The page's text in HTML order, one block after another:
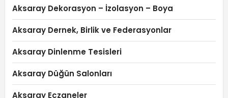
Aksaray Dekorasyon – İzolasyon – Boya
Aksaray Dernek, Birlik ve Federasyonlar
Aksaray Dinlenme Tesisleri
Aksaray Düğün Salonları
Aksaray Eczaneler